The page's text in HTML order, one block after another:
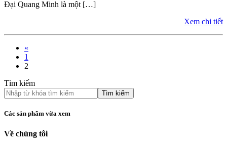
Đại Quang Minh là một […]
Xem chi tiết
«
1
2
Tìm kiếm
Tìm kiếm
Các sản phẩm vừa xem
Về chúng tôi